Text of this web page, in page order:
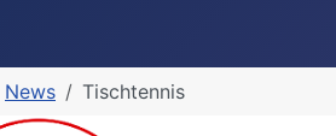
News Tischtennis